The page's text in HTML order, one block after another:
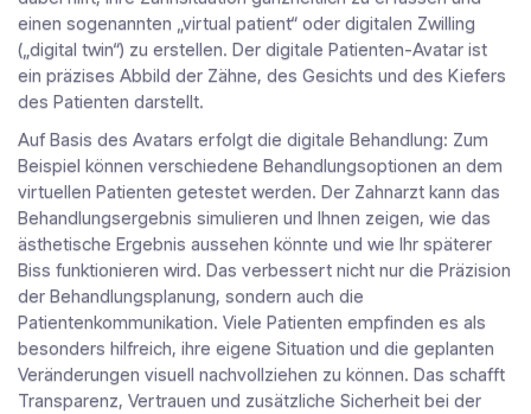
einen sogenannten „virtual patient“ oder digitalen Zwilling
(„digital twin“) zu erstellen. Der digitale Patienten-Avatar ist
ein präzises Abbild der Zähne, des Gesichts und des Kiefers
des Patienten darstellt.
Auf Basis des Avatars erfolgt die digitale Behandlung: Zum
Beispiel können verschiedene Behandlungsoptionen an dem
virtuellen Patienten getestet werden. Der Zahnarzt kann das
Behandlungsergebnis simulieren und Ihnen zeigen, wie das
ästhetische Ergebnis aussehen könnte und wie Ihr späterer
Biss funktionieren wird. Das verbessert nicht nur die Präzision
der Behandlungsplanung, sondern auch die
Patientenkommunikation. Viele Patienten empfinden es als
besonders hilfreich, ihre eigene Situation und die geplanten
Veränderungen visuell nachvollziehen zu können. Das schafft
Transparenz, Vertrauen und zusätzliche Sicherheit bei der